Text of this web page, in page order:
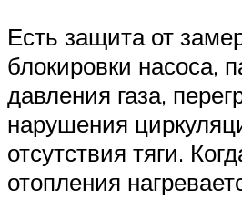
Есть защита от
блокировки насоса,
давления газа,
нарушения
отсутствия тяги.
отопления